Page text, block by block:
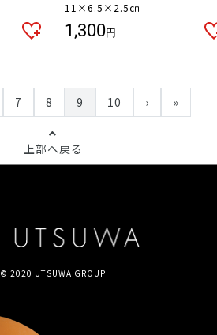
11×6.5×2.5㎝
1,300円
7 8 9 10 › »
上部へ戻る
© 2020 UTSUWA GROUP